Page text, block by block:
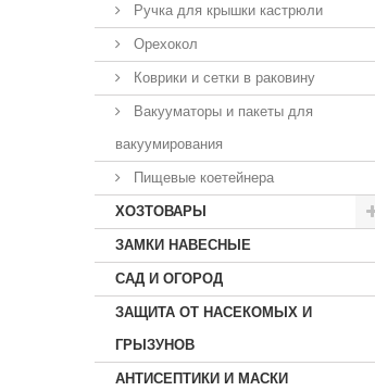
Ручка для крышки кастрюли
Орехокол
Коврики и сетки в раковину
Вакууматоры и пакеты для
вакуумирования
Пищевые коетейнера
ХОЗТОВАРЫ
ЗАМКИ НАВЕСНЫЕ
САД И ОГОРОД
ЗАЩИТА ОТ НАСЕКОМЫХ И
ГРЫЗУНОВ
АНТИСЕПТИКИ И МАСКИ